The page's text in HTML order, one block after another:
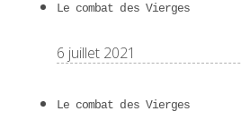
Le combat des Vierges
6 juillet 2021
Le combat des Vierges